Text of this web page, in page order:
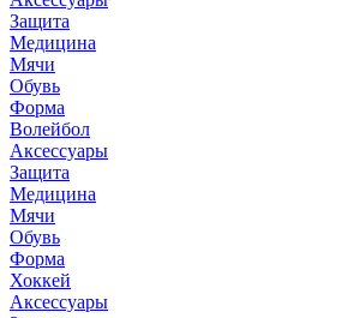
Защита
Медицина
Мячи
Обувь
Форма
Волейбол
Аксессуары
Защита
Медицина
Мячи
Обувь
Форма
Хоккей
Аксессуары